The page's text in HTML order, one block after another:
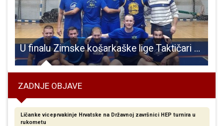
U finalu Zimske košarkaške lige Taktičari sa šanka i Drink team
ZADNJE OBJAVE
Ličanke viceprvakinje Hrvatske na Državnoj završnici HEP turnira u
rukometu